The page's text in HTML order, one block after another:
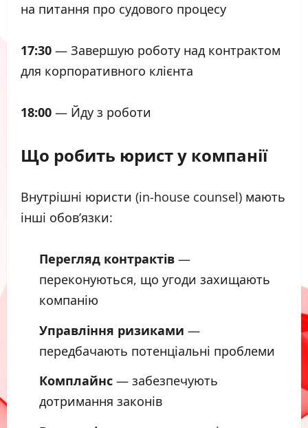
на питання про судового процесу
17:30 — Завершую роботу над контрактом
для корпоративного клієнта
18:00 — Йду з роботи
Що робить юрист у компанії
Внутрішні юристи (in-house counsel) мають
інші обов’язки:
Перегляд контрактів —
переконуються, що угоди захищають
компанію
Управління ризиками —
передбачають потенціальні проблеми
Комплайнс — забезпечують
дотримання законів